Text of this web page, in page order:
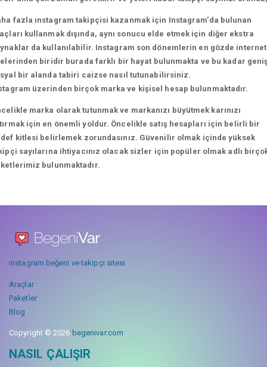
fazla ınstagram takipçisi kazanmak için Instagram'da bulunan
kullanmak dışında, aynı sonucu elde etmek için diğer ekstra
da kullanılabilir. Instagram son dönemlerin en gözde internet
biridir burada farklı bir hayat bulunmakta ve bu kadar
bir alanda tabiri caizse nasıl tutunabilirsiniz.
üzerinden birçok marka ve kişisel hesap bulunmaktadır.
marka olarak tutunmak ve markanızı büyütmek karınızı
için en önemli yoldur. Öncelikle satış hesapları için belirli bir
kitlesi belirlemek zorundasınız. Güvenilir olmak içinde yüksek
sayılarına ihtiyacınız olacak sizler için popüler olmak adlı
bulunmaktadır.
instagram beğeni ve takipçi sitesi
Araçlar
Paketler
Blog
Copyright © 2026 begenivar.com
NASIL ÇALIŞIR